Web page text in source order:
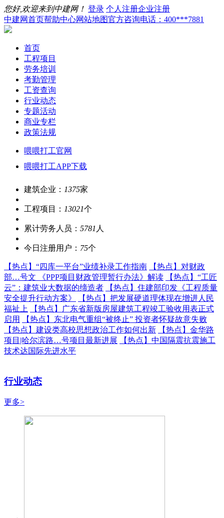
您好,欢迎来到中建网！ 登录 个人注册企业注册
中建网首页帮助中心网站地图官方咨询电话：400***7881
首页
工程项目
劳务培训
考勤管理
工资查询
行业动态
专题活动
商业专栏
政策法规
喂喂打工官网
喂喂打工APP下载
建筑企业： 1375家
工程项目： 13021个
累计劳务人员： 5781 人
今日注册用户： 75个
【热点】 “四库一平台”业绩补录工作指南 【热点】 对财政
部…号文 《PPP项目财政管理暂行办法》解读
【热点】 “工匠
云”：建筑业大数据的缔造者
【热点】 住建部印发《工程质量
安全提升行动方案》
【热点】 把发展硬道理体现在增进人民
福祉上
【热点】
广东省新版房屋建筑工程竣工验收用表正式
启用
【热点】 东北电气重组“被终止” 投资者怀疑故意失败
【热点】 建设类高校思想政治工作如何出新 【热点】 金华路
项目|哈尔滨路…号项目最新进展
【热点】 中国隔震抗震施工
技术达国际先进水平
行业动态
更多>